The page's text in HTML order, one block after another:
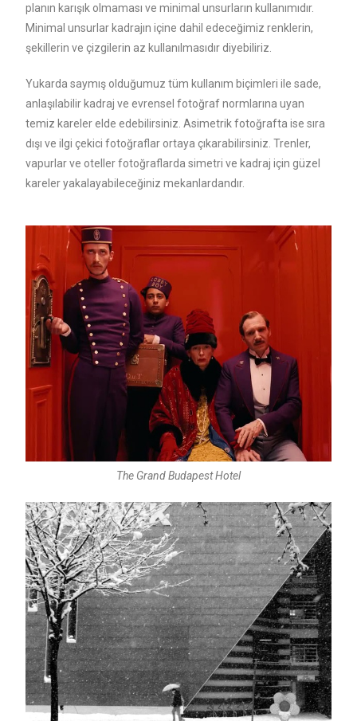
planın karışık olmaması ve minimal unsurların kullanımıdır.
Minimal unsurlar kadrajın içine dahil edeceğimiz renklerin,
şekillerin ve çizgilerin az kullanılmasıdır diyebiliriz.
Yukarda saymış olduğumuz tüm kullanım biçimleri ile sade,
anlaşılabilir kadraj ve evrensel fotoğraf normlarına uyan
temiz kareler elde edebilirsiniz. Asimetrik fotoğrafta ise sıra
dışı ve ilgi çekici fotoğraflar ortaya çıkarabilirsiniz. Trenler,
vapurlar ve oteller fotoğraflarda simetri ve kadraj için güzel
kareler yakalayabileceğiniz mekanlardandır.
The Grand Budapest Hotel